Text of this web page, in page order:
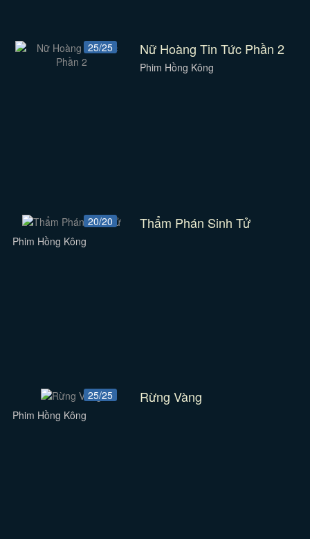
25/25 Nữ Hoàng Tin Tức Phần 2
Phim Hồng Kông
20/20 Thẩm Phán Sinh Tử
Phim Hồng Kông
25/25 Rừng Vàng
Phim Hồng Kông